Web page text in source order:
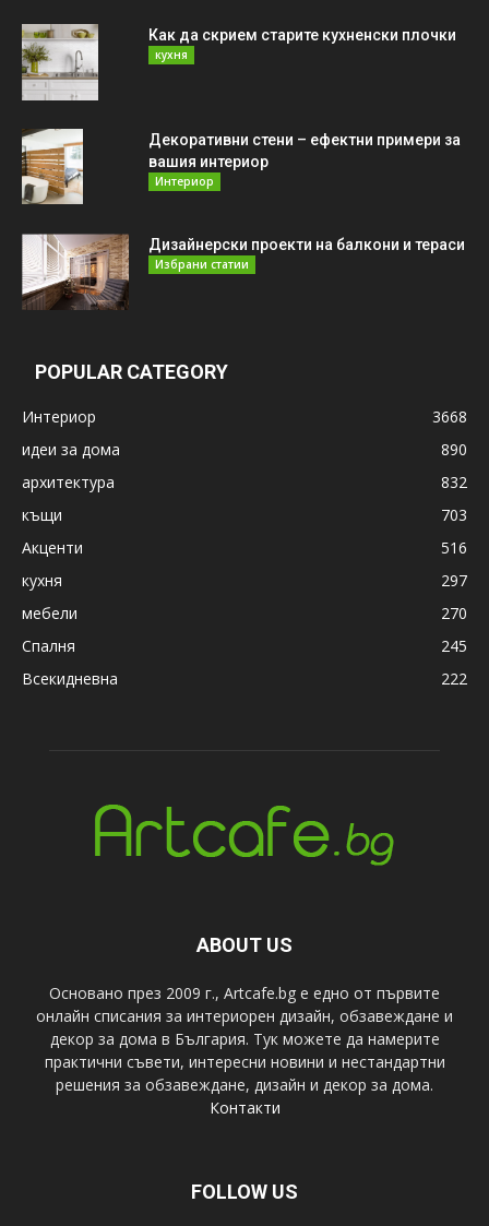
Как да скрием старите кухненски плочки
кухня
Декоративни стени – ефектни примери за
вашия интериор
Интериор
Дизайнерски проекти на балкони и тераси
Избрани статии
POPULAR CATEGORY
Интериор
3668
идеи за дома
890
архитектура
832
къщи
703
Акценти
516
кухня
297
мебели
270
Спалня
245
Всекидневна
222
ABOUT US
Основано през 2009 г., Artcafe.bg е едно от първите
онлайн списания за интериорен дизайн, обзавеждане и
декор за дома в България. Тук можете да намерите
практични съвети, интересни новини и нестандартни
решения за обзавеждане, дизайн и декор за дома.
Контакти
FOLLOW US